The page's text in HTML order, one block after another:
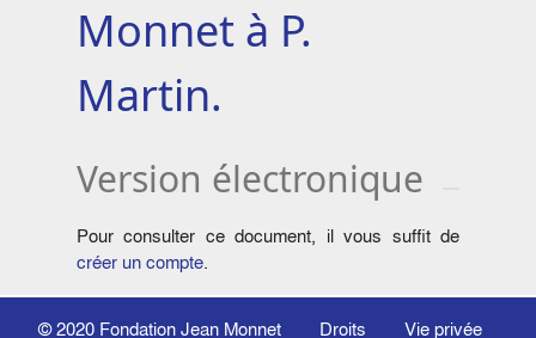
Monnet à P.
Martin.
Version électronique
Pour consulter ce document, il vous suffit de
créer un compte.
© 2020 Fondation Jean Monnet Droits Vie privée